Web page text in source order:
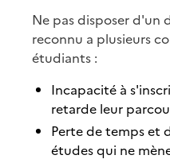
Ne pas disposer d'un
reconnu a plusieurs
étudiants :
Incapacité à
retarde leur
Perte de temps et
études qui ne